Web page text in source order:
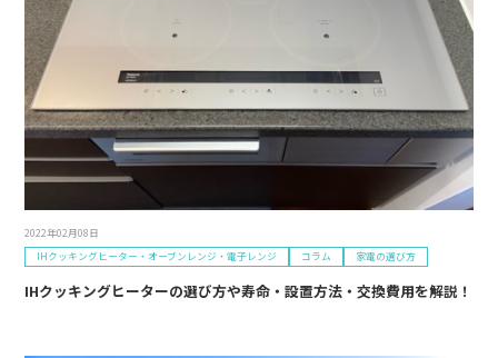
2022年02月08日
IHクッキングヒーター・オーブンレンジ・電子レンジ
コラム 家電の選び方
IHクッキングヒーターの選び方や寿命・設置方法・交換費用を解説！